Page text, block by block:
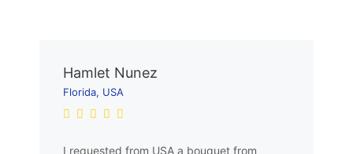
Hamlet Nunez
Florida, USA
I requested from USA a bouquet from